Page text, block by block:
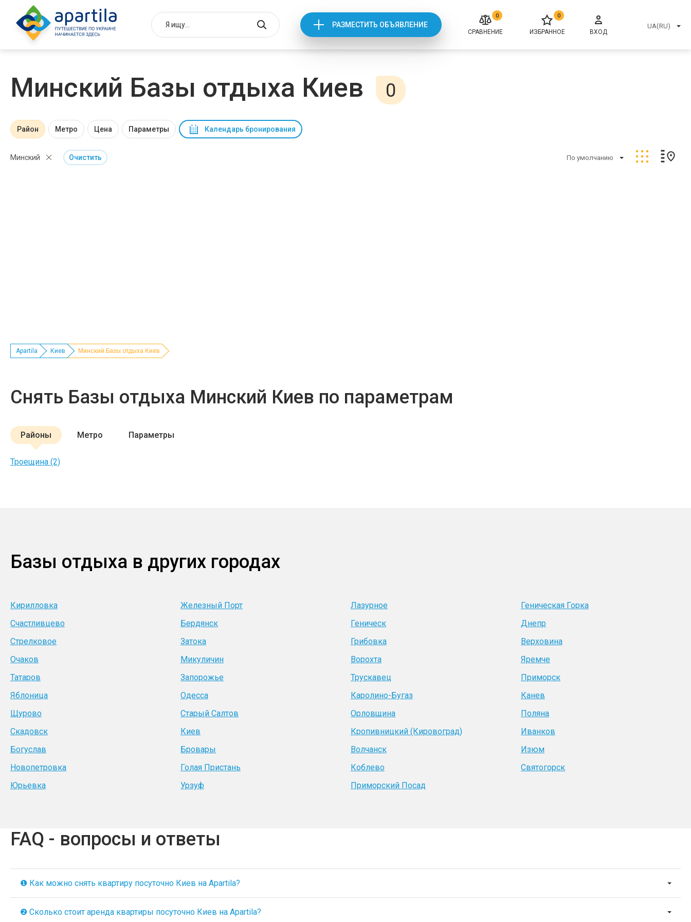
РАЗМЕСТИТЬ ОБЪЯВЛЕНИЕ
0
СРАВНЕНИЕ
0
ИЗБРАННОЕ ВХОД
UA(RU)
Минский Базы отдыха Киев 0
Район Метро Цена Параметры Календарь бронирования
Минский Очистить По умолчанию
Apartila Киев Минский Базы отдыха Киев
Снять Базы отдыха Минский Киев по параметрам
Районы Метро Параметры
Троещина (2)
Базы отдыха в других городах
Кирилловка Железный Порт Лазурное
Геническая Горка
Счастливцево
Бердянск Геническ
Днепр
Стрелковое
Затока Грибовка
Верховина
Очаков
Микуличин Ворохта
Яремче
Татаров
Запорожье Трускавец
Приморск
Яблоница
Одесса Каролино-Бугаз
Канев
Щурово
Старый Салтов Орловщина
Поляна
Скадовск
Киев Кропивницкий (Кировоград)
Иванков
Богуслав
Бровары Волчанск
Изюм
Новопетровка
Голая Пристань Коблево
Святогорск
Юрьевка
Урзуф Приморский Посад
FAQ - вопросы и ответы
❶ Как можно снять квартиру посуточно Киев на Apartila?
❷ Сколько стоит аренда квартиры посуточно Киев на Apartila?